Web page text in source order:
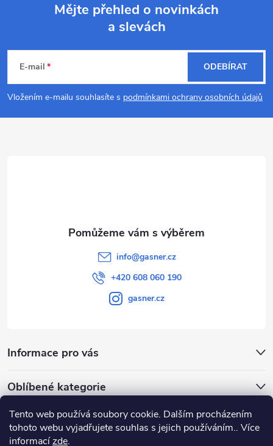
Tento web používá soubory cookie. Dalším procházením
tohoto webu vyjadřujete souhlas s jejich používáním.. Více
informacízde.
k
y
v
p
a
Mějte přehled o novinkách
a slevách
E-mail
Vložením e-mailu souhlasíte s podmínkami ochrany osobních údajů
ODEBÍRAT
info@gasner.cz
+420 608 060 190
gasner.cz
Informace pro vás
Oblíbené kategorie
Přijímáme online platby